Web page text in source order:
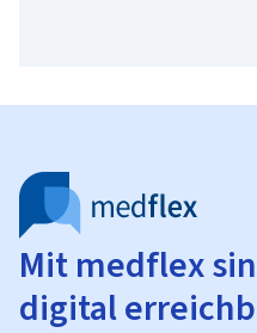
Mit medflex
digital